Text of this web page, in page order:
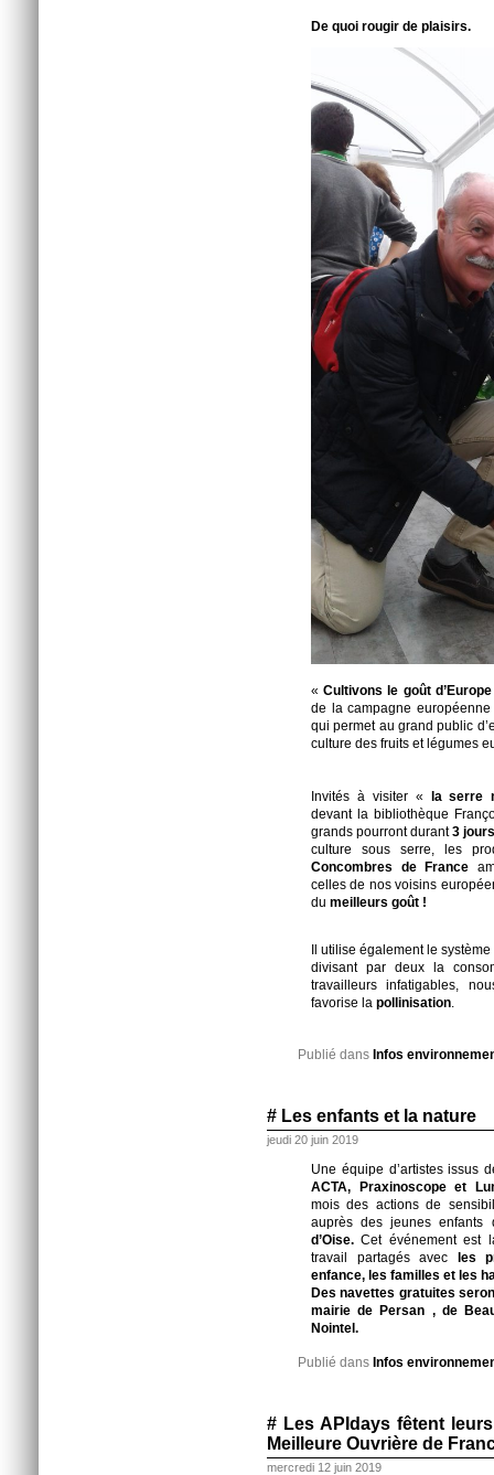
De quoi rougir de plaisirs.
«Cultivons le goût d’Europe
de la campagne
qui permet au grand public
culture des fruits et légumes
Invités à visiter « la serre
devant la bibliothèque
grands pourront durant3
culture sous serre, les
Concombres de France
celles de nos voisins
du meilleurs goût !
Il utilise également le
divisant par deux la
travailleurs infatigables,
favorise la pollinisation
Publié dans Infos
# Les enfants et la nature
jeudi 20 juin 2019
Une équipe d’artistes issus
ACTA, Praxinoscope et
mois des actions de
auprès des jeunes
d’Oise. Cet événement est
travail partagés avec les
enfance, les familles et les
Des navettes gratuites
mairie de Persan , de
Nointel.
Publié dans Infos
# Les APIdays fêtent
Meilleure Ouvrière de
mercredi 12 juin 2019